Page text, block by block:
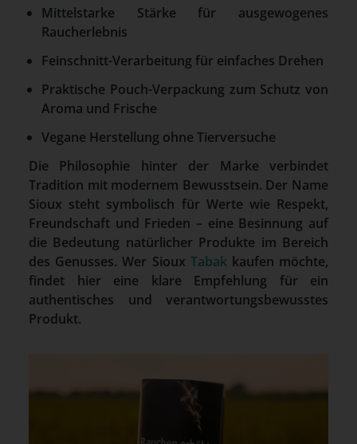
Mittelstarke Stärke für ausgewogenes
Raucherlebnis
Feinschnitt-Verarbeitung für einfaches Drehen
Praktische Pouch-Verpackung zum Schutz von
Aroma und Frische
Vegane Herstellung ohne Tierversuche
Die Philosophie hinter der Marke verbindet
Tradition mit modernem Bewusstsein. Der Name
Sioux steht symbolisch für Werte wie Respekt,
Freundschaft und Frieden – eine Besinnung auf
die Bedeutung natürlicher Produkte im Bereich
des Genusses. Wer Sioux Tabakkaufen möchte,
findet hier eine klare Empfehlung für ein
authentisches und verantwortungsbewusstes
Produkt.